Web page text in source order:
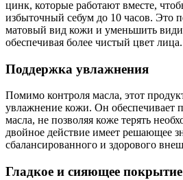
цинк, которые работают вместе,
избыточный себум до 10 часов. Это
матовый вид кожи и уменьшить
обеспечивая более чистый цвет лица.
Поддержка увлажнения
Помимо контроля масла, этот
увлажнение кожи. Он обеспечивает
масла, не позволяя коже терять
двойное действие имеет решающее
сбалансированного и здорового
Гладкое и сияющее покрытие